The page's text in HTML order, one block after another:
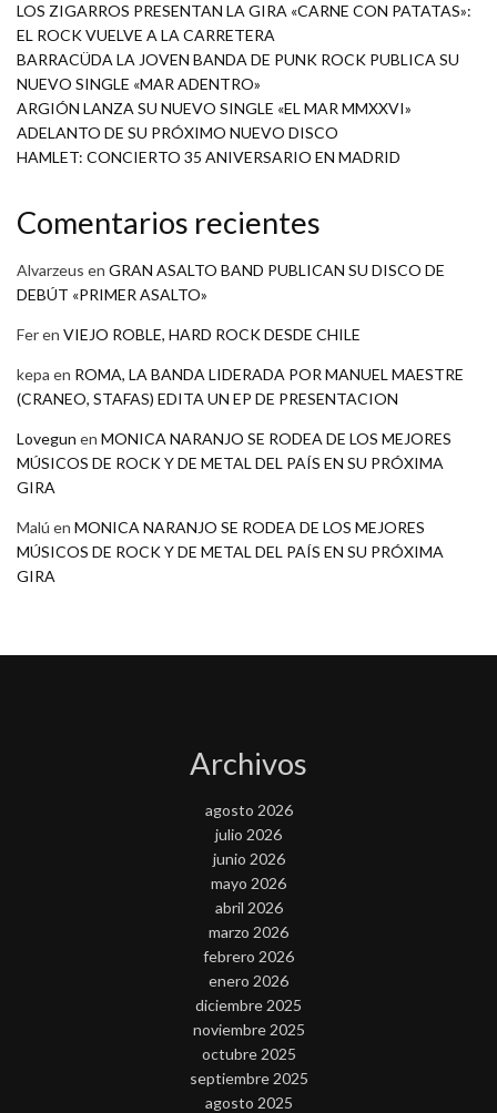
LOS ZIGARROS PRESENTAN LA GIRA «CARNE CON PATATAS»:
EL ROCK VUELVE A LA CARRETERA
BARRACÜDA LA JOVEN BANDA DE PUNK ROCK PUBLICA SU
NUEVO SINGLE «MAR ADENTRO»
ARGIÓN LANZA SU NUEVO SINGLE «EL MAR MMXXVI»
ADELANTO DE SU PRÓXIMO NUEVO DISCO
HAMLET: CONCIERTO 35 ANIVERSARIO EN MADRID
Comentarios recientes
Alvarzeus en GRAN ASALTO BAND PUBLICAN SU DISCO DE
DEBÚT «PRIMER ASALTO»
Feren VIEJO ROBLE, HARD ROCK DESDE CHILE
kepa en ROMA, LA BANDA LIDERADA POR MANUEL MAESTRE
(CRANEO, STAFAS) EDITA UN EP DE PRESENTACION
Lovegun en MONICA NARANJO SE RODEA DE LOS MEJORES
MÚSICOS DE ROCK Y DE METAL DEL PAÍS EN SU PRÓXIMA
GIRA
Malú en MONICA NARANJO SE RODEA DE LOS MEJORES
MÚSICOS DE ROCK Y DE METAL DEL PAÍS EN SU PRÓXIMA
GIRA
Archivos
agosto 2026
julio 2026
junio 2026
mayo 2026
abril 2026
marzo 2026
febrero 2026
enero 2026
diciembre 2025
noviembre 2025
octubre 2025
septiembre 2025
agosto 2025